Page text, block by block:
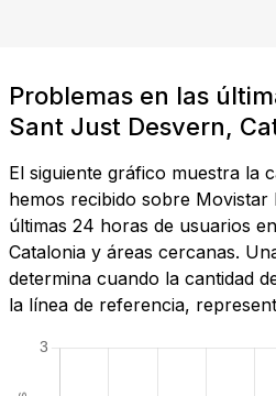
Problemas en las
Sant Just Desvern,
El siguiente gráfico muestra la
hemos recibido sobre Movistar
últimas 24 horas de usuarios
Catalonia y áreas cercanas.
determina cuando la cantidad
la línea de referencia,